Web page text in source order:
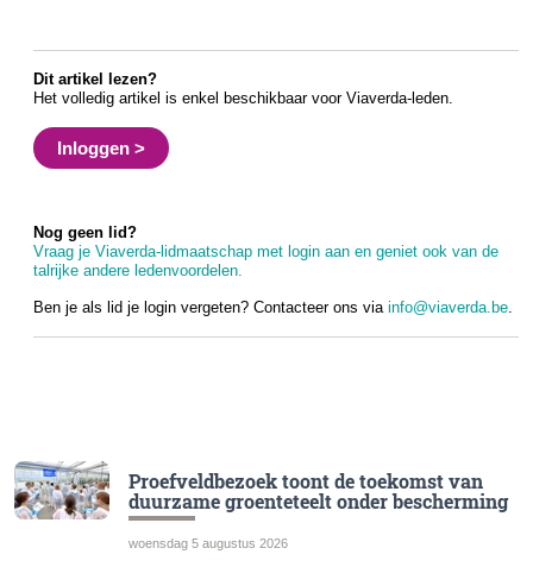
Dit artikel lezen?
Het volledig artikel is enkel beschikbaar voor Viaverda-leden.
Inloggen >
Nog geen lid?
Vraag je Viaverda-lidmaatschap met login aan en geniet ook van de
talrijke andere ledenvoordelen.
Ben je als lid je login vergeten? Contacteer ons via info@viaverda.be
Proefveldbezoek toont de toekomst van
duurzame groenteteelt onder bescherming
woensdag 5 augustus 2026